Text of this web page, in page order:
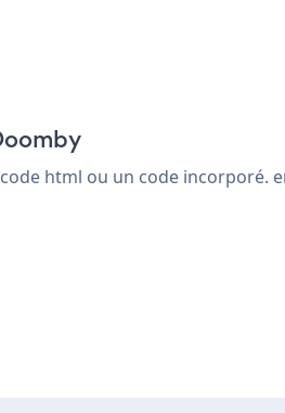
html ou un code incorporé.